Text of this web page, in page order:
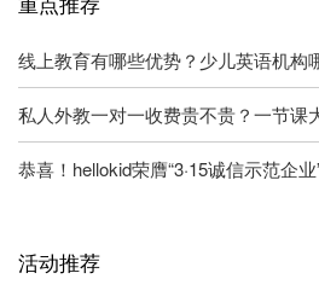
线上教育有哪些优势？少儿英语机构
私人外教一对一收费贵不贵？一节课
恭喜！hellokid荣膺“3·15诚信示范企业
活动推荐